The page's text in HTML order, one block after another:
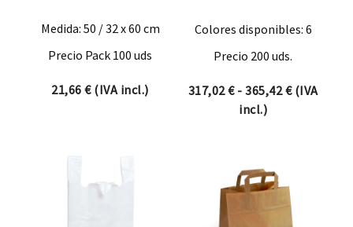
Medida: 50 / 32 x 60 cm
Precio Pack 100 uds
21,66€(IVA incl.)
Colores disponibles: 6
Precio 200 uds.
317,02€ - 365,42€Rango de
(IVA
incl.)